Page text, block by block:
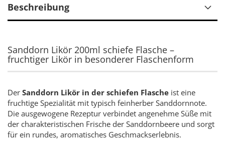
Beschreibung
Sanddorn Likör 200ml schiefe Flasche –
fruchtiger Likör in besonderer Flaschenform
Der Sanddorn Likör in der schiefen Flasche ist eine
fruchtige Spezialität mit typisch feinherber Sanddornnote.
Die ausgewogene Rezeptur verbindet angenehme Süße mit
der charakteristischen Frische der Sanddornbeere und sorgt
für ein rundes, aromatisches Geschmackserlebnis.